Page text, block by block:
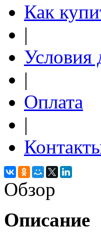
Как
|
Условия
|
Оплата
|
Обзор
Описание